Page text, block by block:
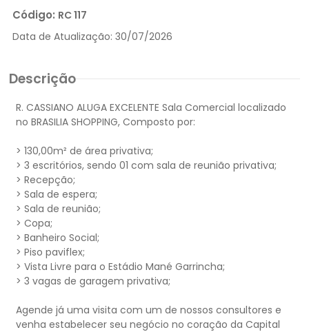
Código: RC 117
Data de Atualização: 30/07/2026
Descrição
R. CASSIANO ALUGA EXCELENTE Sala Comercial localizado
no BRASILIA SHOPPING, Composto por:
> 130,00m² de área privativa;
> 3 escritórios, sendo 01 com sala de reunião privativa;
> Recepção;
> Sala de espera;
> Sala de reunião;
> Copa;
> Banheiro Social;
> Piso paviflex;
> Vista Livre para o Estádio Mané Garrincha;
> 3 vagas de garagem privativa;
Agende já uma visita com um de nossos consultores e
venha estabelecer seu negócio no coração da Capital